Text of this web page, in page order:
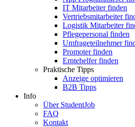
IT Mitarbeiter finden
Vertriebsmitarbeiter
Logistik Mitarbeiter
Pflegepersonal finden
Umfrageteilnehmer
Promoter finden
Erntehelfer finden
Praktische Tipps
Anzeige optimieren
B2B Tipps
Info
Über StudentJob
FAQ
Kontakt